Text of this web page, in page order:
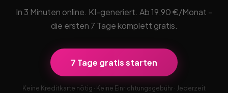
In 3 Minuten online. KI-generiert. Ab 19,90 €/Monat –
die ersten 7 Tage komplett gratis.
7 Tage gratis starten
Keine Kreditkarte nötig · Keine Einrichtungsgebühr · Jederzeit